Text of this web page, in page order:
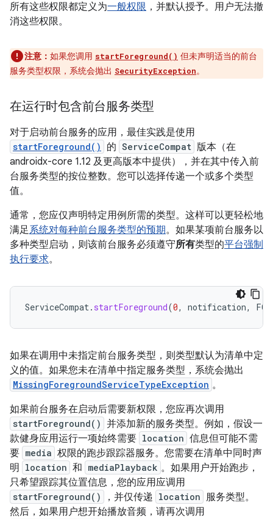
所有这些权限都定义为一般权限 ，并默认授予。用户无法撤
消这些权限。
注意： 如果您调用 startForeground() 但未声明适当的前台
服务类型权限，系统会抛出 SecurityException。
在运行时包含前台服务类型
对于启动前台服务的应用，最佳实践是使用
startForeground() 的 ServiceCompat 版本（在
androidx-core 1.12 及更高版本中提供），并在其中传入前
台服务类型的按位整数。您可以选择传递一个或多个类型
值。
通常，您应仅声明特定用例所需的类型。这样可以更轻松地
满足系统对每种前台服务类型的预期。如果某项前台服务以
多种类型启动，则该前台服务必须遵守所有类型的平台强制
执行要求。
ServiceCompat. startForeground(0, notification,
如果在调用中未指定前台服务类型，则类型默认为清单中定
义的值。如果您未在清单中指定服务类型，系统会抛出
MissingForegroundServiceTypeException 。
如果前台服务在启动后需要新权限，您应再次调用
startForeground() 并添加新的服务类型。例如，假设一
款健身应用运行一项始终需要 location 信息但可能不需
要 media 权限的跑步跟踪器服务。您需要在清单中同时声
明
location 和 mediaPlayback 。如果用户开始跑步，
只希望跟踪其位置信息，您的应用应调用
startForeground() ，并仅传递 location 服务类型。
然后，如果用户想开始播放音频，请再次调用